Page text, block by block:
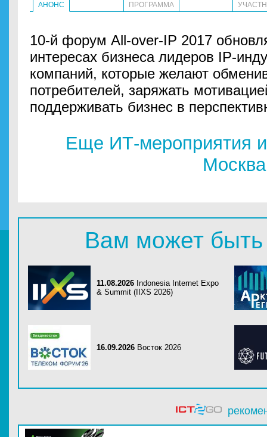
АНОНС ПРОГРАММА
10-й форум All-over-IP 2017
интересах бизнеса лидеров IP-
компаний, которые желают
потребителей, заряжать
поддерживать бизнес в
Еще ИТ-мероприятия
Москва
Вам может быть
11.08.2026 Indonesia Internet Expo
& Summit (IIXS 2026)
16.09.2026 Восток 2026